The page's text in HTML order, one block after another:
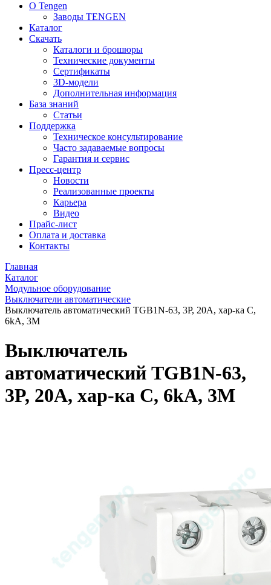
О Tengen
Заводы TENGEN
Каталог
Скачать
Каталоги и брошюры
Технические документы
Сертификаты
3D-модели
Дополнительная информация
База знаний
Статьи
Поддержка
Техническое консультирование
Часто задаваемые вопросы
Гарантия и сервис
Пресс-центр
Новости
Реализованные проекты
Карьера
Видео
Прайс-лист
Оплата и доставка
Контакты
Главная
Каталог
Модульное оборудование
Выключатели автоматические
Выключатель автоматический TGB1N-63, 3P, 20A, хар-ка C,
6kA, 3M
Выключатель
автоматический TGB1N-63,
3P, 20A, хар-ка C, 6kA, 3M